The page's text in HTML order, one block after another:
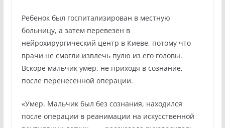
Ребенок был госпитализирован в местную
больницу, а затем перевезен в
нейрохирургический центр в Киеве, потому что
врачи не смогли извлечь пулю из его головы.
Вскоре мальчик умер, не приходя в сознание,
после перенесенной операции.
«Умер. Мальчик был без сознания, находился
после операции в реанимации на искусственной